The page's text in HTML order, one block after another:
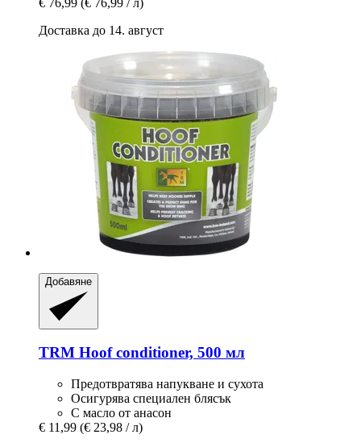
€ 76,99 (€ 76,99 / л)
Доставка до 14. август
Добавяне
TRM Hoof conditioner, 500 мл
Предотвратява напукване и сухота
Осигурява специален блясък
С масло от анасон
€ 11,99 (€ 23,98 / л)